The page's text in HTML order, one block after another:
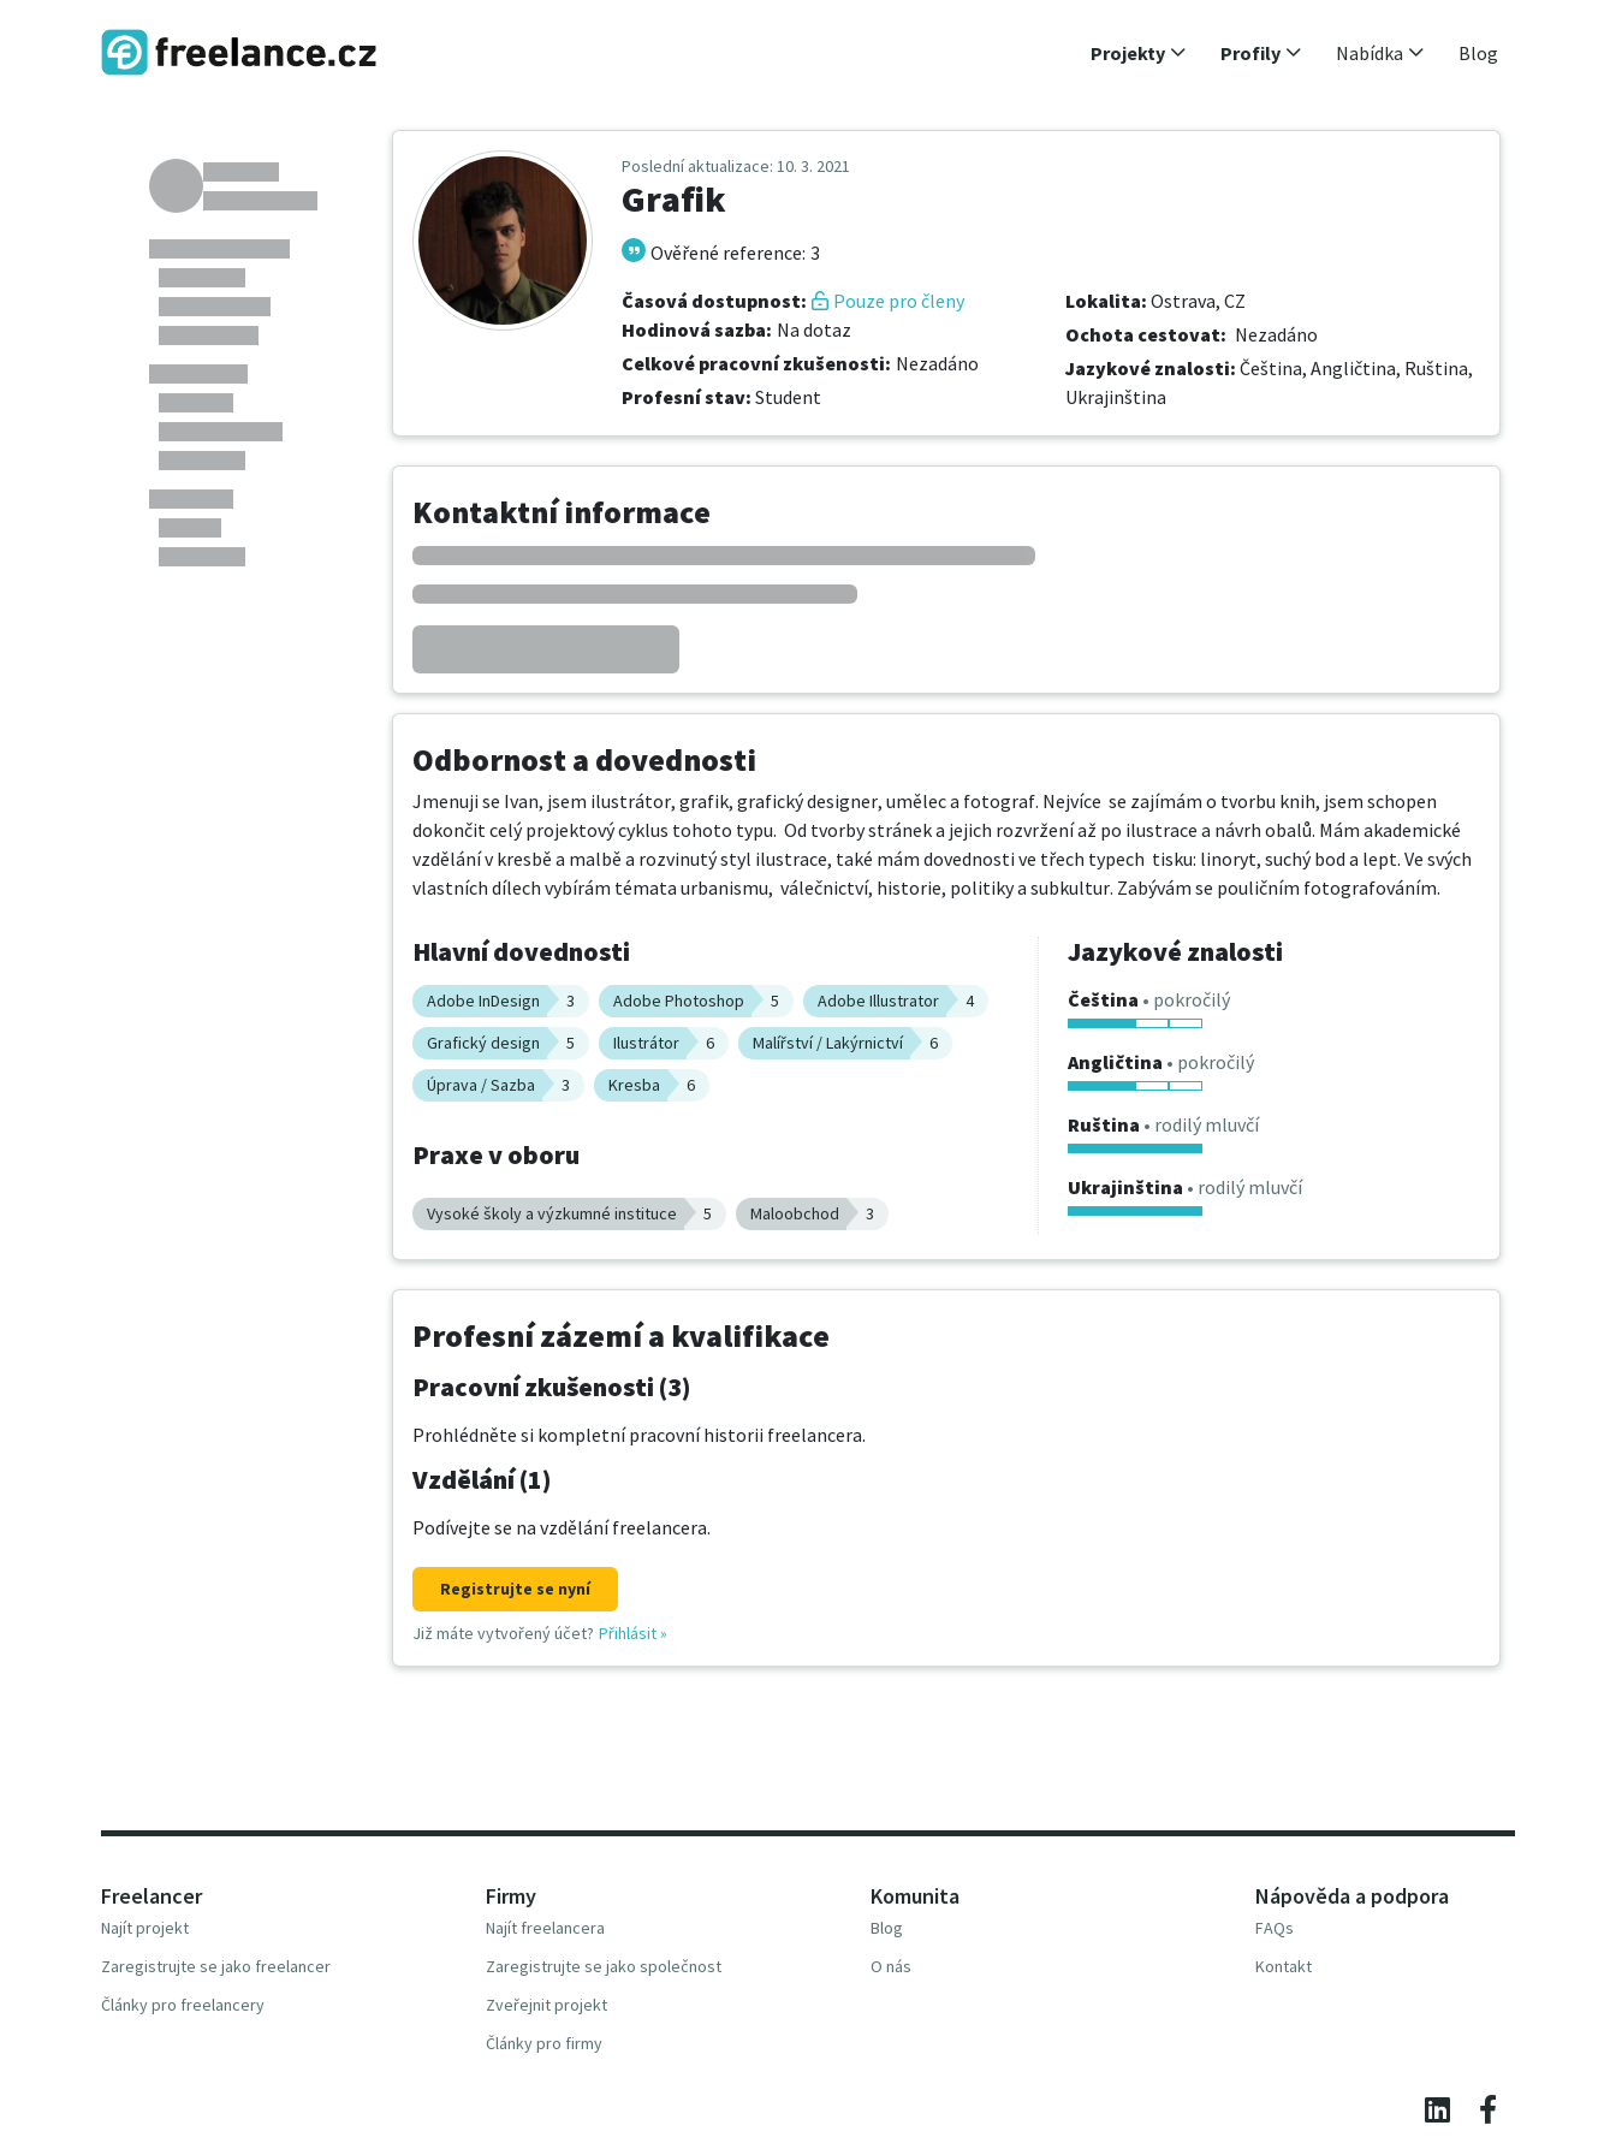
Projekty Profily Nabídka Blog
Poslední aktualizace: 10. 3. 2021
Grafik
Ověřené reference: 3
Časová dostupnost:
Pouze pro členy
Hodinová sazba: Na dotaz
Celkové pracovní zkušenosti: Nezadáno
Profesní stav: Student
Lokalita: Ostrava, CZ
Ochota cestovat: Nezadáno
Jazykové znalosti: Čeština, Angličtina, Ruština,
Ukrajinština
Kontaktní informace
Odbornost a dovednosti
Jmenuji se Ivan, jsem ilustrátor, grafik, grafický designer, umělec a fotograf. Nejvíce  se zajímám o tvorbu knih, jsem schopen
dokončit celý projektový cyklus tohoto typu.  Od tvorby stránek a jejich rozvržení až po ilustrace a návrh obalů. Mám akademické
vzdělání v kresbě a malbě a rozvinutý styl ilustrace, také mám dovednosti ve třech typech  tisku: linoryt, suchý bod a lept. Ve svých
vlastních dílech vybírám témata urbanismu,  válečnictví, historie, politiky a subkultur. Zabývám se pouličním fotografováním.
Hlavní dovednosti
Adobe InDesign 3 Adobe Photoshop 5 Adobe Illustrator
4
Grafický design
5 Ilustrátor 6 Malířství / Lakýrnictví
6
Úprava / Sazba
3 Kresba 6
Praxe v oboru
Vysoké školy a výzkumné instituce 5 Maloobchod 3
Jazykové znalosti
Čeština • pokročilý
Angličtina • pokročilý
Ruština • rodilý mluvčí
Ukrajinština • rodilý mluvčí
Profesní zázemí a kvalifikace
Pracovní zkušenosti (3)
Prohlédněte si kompletní pracovní historii freelancera.
Vzdělání (1)
Podívejte se na vzdělání freelancera.
Registrujte se nyní
Již máte vytvořený účet? Přihlásit»
Freelancer
Najít projekt
Zaregistrujte se jako freelancer
Články pro freelancery
Firmy
Najít freelancera
Zaregistrujte se jako společnost
Zveřejnit projekt
Články pro firmy
Komunita
Blog
O nás
Nápověda a podpora
FAQs
Kontakt